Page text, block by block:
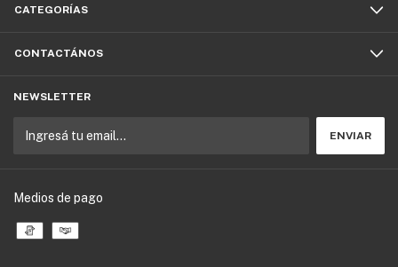
CATEGORÍAS
CONTACTÁNOS
NEWSLETTER
Medios de pago